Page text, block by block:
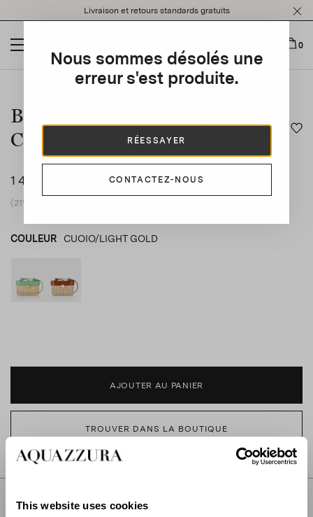
This website uses cookies
note:
website
an
Livraison et retours standards gratuits
0
Nous sommes désolés une
erreur s'est produite.
RÉESSAYER
CONTACTEZ-NOUS
This is a carousel with auto-rotating slides. Activate any of
Belgravia Wicker Vanity
Crossbody
1 495 €
(21% vat included)
COULEUR CUOIO/LIGHT GOLD
AJOUTER AU PANIER
TROUVER DANS LA BOUTIQUE